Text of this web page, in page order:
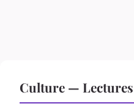
Culture —